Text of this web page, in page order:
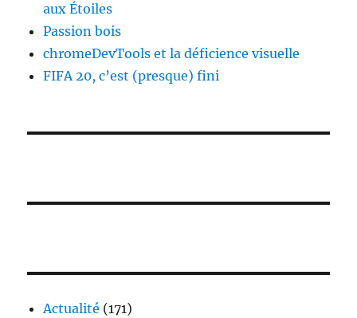
aux Étoiles
Passion bois
chromeDevTools et la déficience visuelle
FIFA 20, c’est (presque) fini
Actualité (171)